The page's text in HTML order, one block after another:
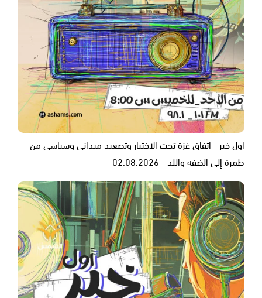
اول خبر - اتفاق غزة تحت الاختبار وتصعيد ميداني وسياسي من
طمرة إلى الضفة واللد - 02.08.2026